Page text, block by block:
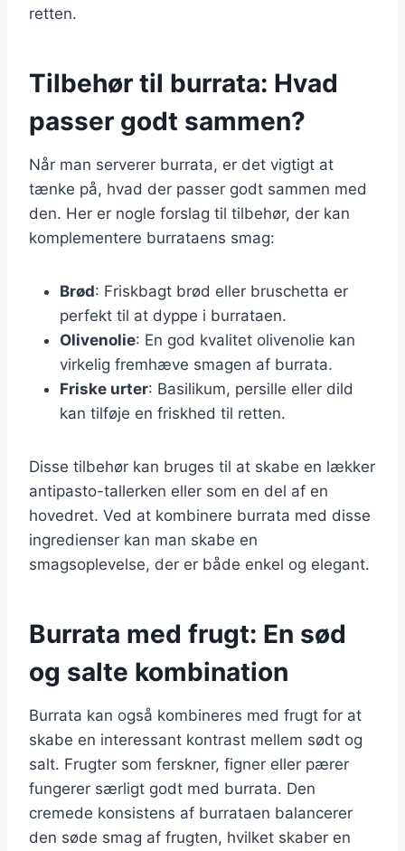
retten.
Tilbehør til burrata: Hvad
passer godt sammen?
Når man serverer burrata, er det vigtigt at
tænke på, hvad der passer godt sammen med
den. Her er nogle forslag til tilbehør, der kan
komplementere burrataens smag:
Brød: Friskbagt brød eller bruschetta er
perfekt til at dyppe i burrataen.
Olivenolie: En god kvalitet olivenolie kan
virkelig fremhæve smagen af burrata.
Friske urter: Basilikum, persille eller dild
kan tilføje en friskhed til retten.
Disse tilbehør kan bruges til at skabe en lækker
antipasto-tallerken eller som en del af en
hovedret. Ved at kombinere burrata med disse
ingredienser kan man skabe en
smagsoplevelse, der er både enkel og elegant.
Burrata med frugt: En sød
og salte kombination
Burrata kan også kombineres med frugt for at
skabe en interessant kontrast mellem sødt og
salt. Frugter som ferskner, figner eller pærer
fungerer særligt godt med burrata. Den
cremede konsistens af burrataen balancerer
den søde smag af frugten, hvilket skaber en